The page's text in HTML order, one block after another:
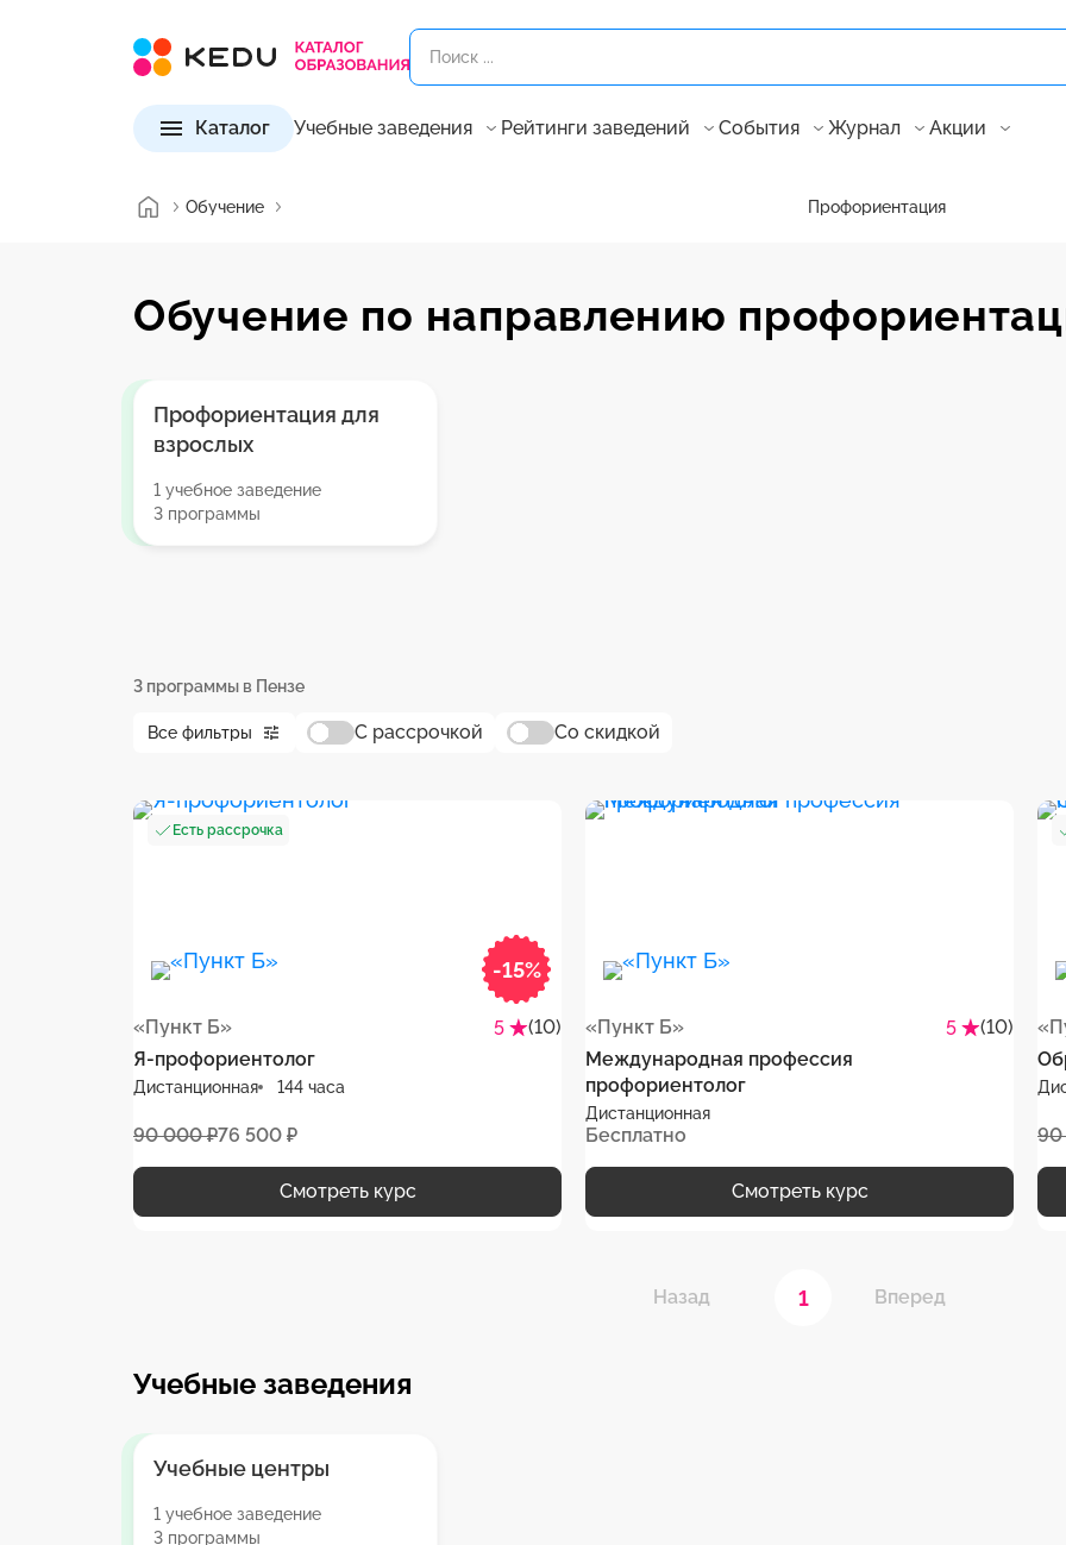
Каталог Учебные заведения Рейтинги заведений События Журнал Акции
Обучение Профориентация
Обучение по направлению
Профориентация для
взрослых
1 учебное заведение
3 программы
3 программы в Пензе
Все фильтры С рассрочкой Со скидкой
Есть рассрочка
-15%
«Пункт Б» 5
(10)
Я-профориентолог
Дистанционная 144 часа
90 000 ₽76 500 ₽
Смотреть курс
«Пункт Б» 5
(10)
Международная профессия
профориентолог
Дистанционная
Бесплатно
Смотреть курс
90
Назад 1 Вперед
Учебные заведения
Учебные центры
1 учебное заведение
3 программы